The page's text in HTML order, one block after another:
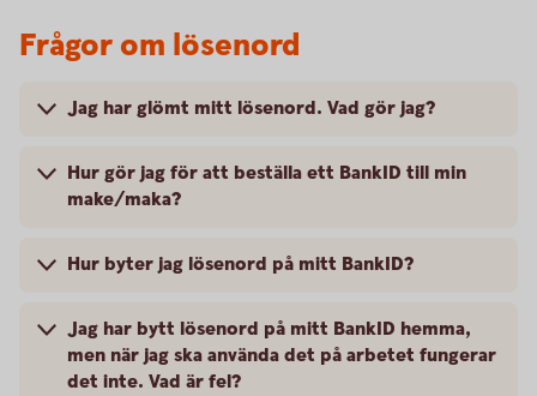
Frågor om lösenord
Jag har glömt mitt lösenord. Vad gör jag?
Hur gör jag för att beställa ett BankID till min
make/maka?
Hur byter jag lösenord på mitt BankID?
Jag har bytt lösenord på mitt BankID hemma,
men när jag ska använda det på arbetet fungerar
det inte. Vad är fel?